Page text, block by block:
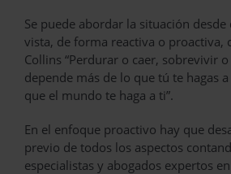
Se puede abordar la situación
vista, de forma reactiva o proactiva,
Collins “Perdurar o caer, sobrevivir
depende más de lo que tú te hagas
que el mundo te haga a ti”.
En el enfoque proactivo hay que
previo de todos los aspectos
especialistas y abogados expertos